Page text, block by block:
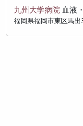
九州大学病院 血液
福岡県福岡市東区馬出